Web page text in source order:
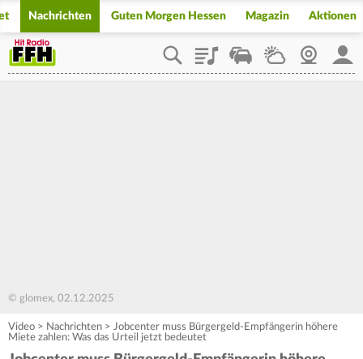
Nachrichten Guten Morgen Hessen Magazin Aktionen
PlaylistStaupilotWetterWebcam
© glomex, 02.12.2025
Video > Nachrichten > Jobcenter muss Bürgergeld-Empfängerin höhere
Miete zahlen: Was das Urteil jetzt bedeutet